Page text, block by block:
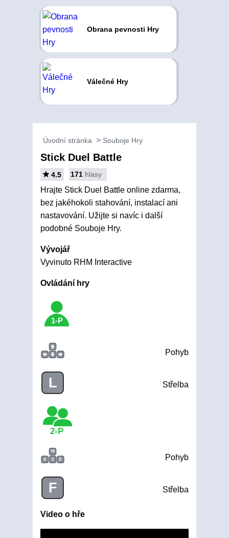
Obrana pevnosti Hry
Válečné Hry
Úvodní stránka Souboje Hry
Stick Duel Battle
4.5 171 hlasy
Hrajte Stick Duel Battle online zdarma,
bez jakéhokoli stahování, instalací ani
nastavování. Užijte si navíc i další
podobné Souboje Hry.
Vývojář
Vyvinuto RHM Interactive
Ovládání hry
1-P
Pohyb
L Střelba
2-P
W
A
S D Pohyb
F Střelba
Video o hře